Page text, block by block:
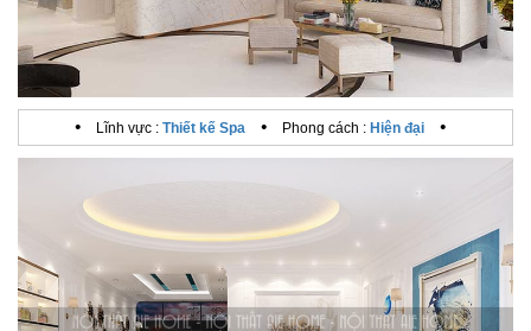
• Lĩnh vực : Thiết kế Spa • Phong cách : Hiện đại •